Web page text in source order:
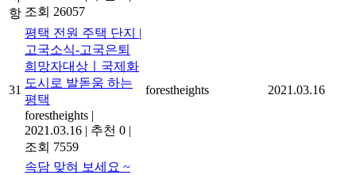
항 조회 26057
31
평택 전원 주택 단지 |
고국소식-고국은퇴
희망자대상ㅣ국제화
도시로 발돋움 하는
평택
forestheights |
2021.03.16 | 추천 0 |
조회 7559
forestheights 2021.03.16
속담 맞혀 보세요 ~